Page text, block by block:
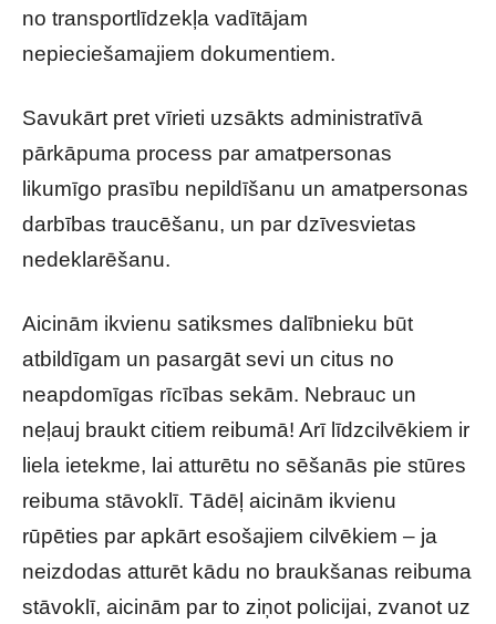
no transportlīdzekļa vadītājam
nepieciešamajiem dokumentiem.
Savukārt pret vīrieti uzsākts administratīvā
pārkāpuma process par amatpersonas
likumīgo prasību nepildīšanu un amatpersonas
darbības traucēšanu, un par dzīvesvietas
nedeklarēšanu.
Aicinām ikvienu satiksmes dalībnieku būt
atbildīgam un pasargāt sevi un citus no
neapdomīgas rīcības sekām. Nebrauc un
neļauj braukt citiem reibumā! Arī līdzcilvēkiem ir
liela ietekme, lai atturētu no sēšanās pie stūres
reibuma stāvoklī. Tādēļ aicinām ikvienu
rūpēties par apkārt esošajiem cilvēkiem – ja
neizdodas atturēt kādu no braukšanas reibuma
stāvoklī, aicinām par to ziņot policijai, zvanot uz